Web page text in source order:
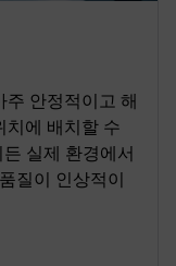
안정적이고 해
치에 배치할 수
실제 환경에서
질이 인상적이